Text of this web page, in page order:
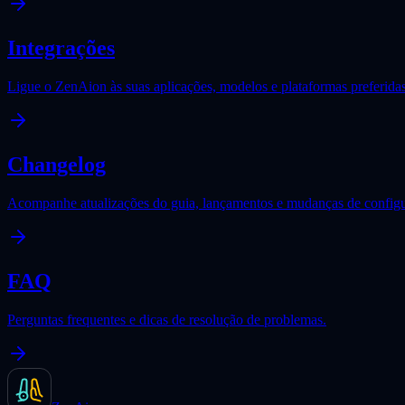
Integrações
Ligue o ZenAion às suas aplicações, modelos e plataformas
Changelog
Acompanhe atualizações do guia, lançamentos e mudanças de
FAQ
Perguntas frequentes e dicas de resolução de problemas.